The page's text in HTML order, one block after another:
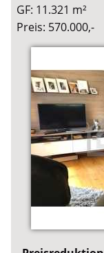
GF: 11.321 m²
Preis: 570.000,-